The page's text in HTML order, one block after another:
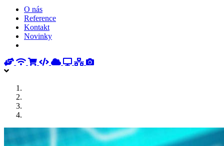
O nás
Reference
Kontakt
Novinky